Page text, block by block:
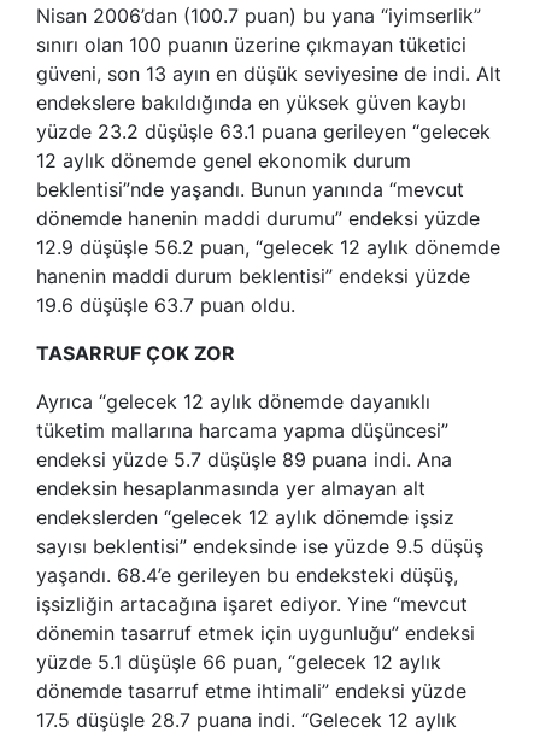
Nisan 2006’dan (100.7 puan) bu yana “iyimserlik”
sınırı olan 100 puanın üzerine çıkmayan tüketici
güveni, son 13 ayın en düşük seviyesine de indi. Alt
endekslere bakıldığında en yüksek güven kaybı
yüzde 23.2 düşüşle 63.1 puana gerileyen “gelecek
12 aylık dönemde genel ekonomik durum
beklentisi”nde yaşandı. Bunun yanında “mevcut
dönemde hanenin maddi durumu” endeksi yüzde
12.9 düşüşle 56.2 puan, “gelecek 12 aylık dönemde
hanenin maddi durum beklentisi” endeksi yüzde
19.6 düşüşle 63.7 puan oldu.
TASARRUF ÇOK ZOR
Ayrıca “gelecek 12 aylık dönemde dayanıklı
tüketim mallarına harcama yapma düşüncesi”
endeksi yüzde 5.7 düşüşle 89 puana indi. Ana
endeksin hesaplanmasında yer almayan alt
endekslerden “gelecek 12 aylık dönemde işsiz
sayısı beklentisi” endeksinde ise yüzde 9.5 düşüş
yaşandı. 68.4’e gerileyen bu endeksteki düşüş,
işsizliğin artacağına işaret ediyor. Yine “mevcut
dönemin tasarruf etmek için uygunluğu” endeksi
yüzde 5.1 düşüşle 66 puan, “gelecek 12 aylık
dönemde tasarruf etme ihtimali” endeksi yüzde
17.5 düşüşle 28.7 puana indi. “Gelecek 12 aylık